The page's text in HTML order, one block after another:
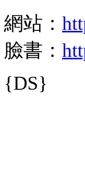
網站：
臉書：
{DS}